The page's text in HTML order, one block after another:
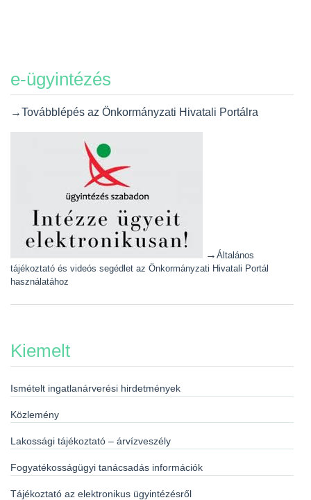
e-ügyintézés
→Továbblépés az Önkormányzati Hivatali Portálra
→ Általános
tájékoztató és videós segédlet az Önkormányzati Hivatali Portál
használatához
Kiemelt
Ismételt ingatlanárverési hirdetmények
Közlemény
Lakossági tájékoztató – árvízveszély
Fogyatékosságügyi tanácsadás információk
Tájékoztató az elektronikus ügyintézésről